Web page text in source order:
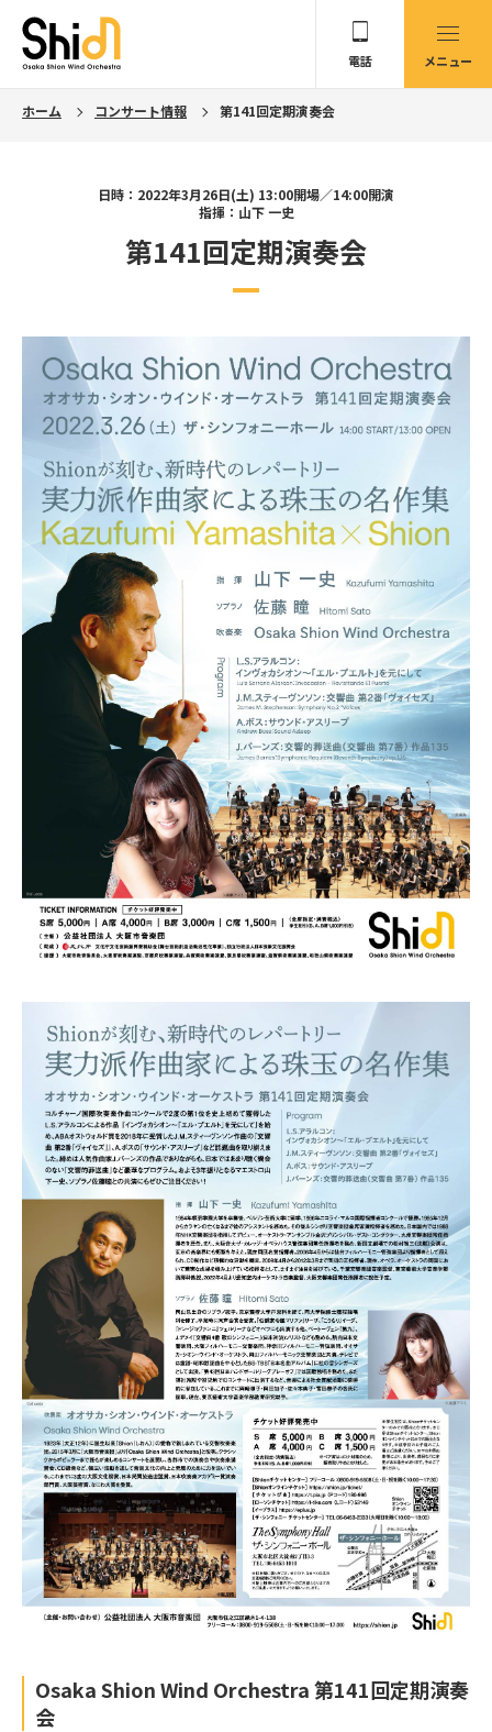
メニュー
電話
ホーム コンサート情報 第141回定期演奏会
日時：2022年3月26日(土) 13:00開場／14:00開演
指揮：山下 一史
第141回定期演奏会
Osaka Shion Wind Orchestra 第141回定期演奏
会